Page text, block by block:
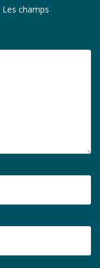
Les champs